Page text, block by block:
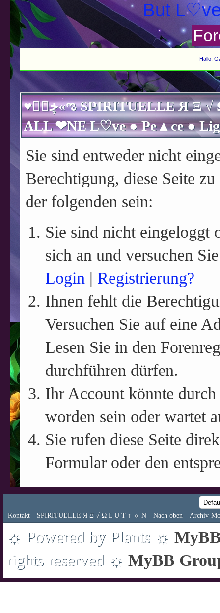
Hallo,
♥ڿڰۣ«ಌ SPIRITUELLE Я Ξ √ Ω L U T ↑ ☼ N - Forum - WE ARE
Sie sind entweder nicht
Berechtigung, diese Seite
der folgenden sein:
Sie sind nicht eingeloggt
sich an und versuchen
Login | Registrierung?
Ihnen fehlt die
Versuchen Sie auf eine
Lesen Sie in den
durchführen dürfen.
Ihr Account könnte
worden sein oder wartet
Sie rufen diese Seite
Formular oder den
Kontakt SPIRITUELLE Я Ξ √ Ω L U T ↑ ☼ N Nach oben Archiv-
☼ Powered by Plants ☼
rights reserved ☼ MyBB